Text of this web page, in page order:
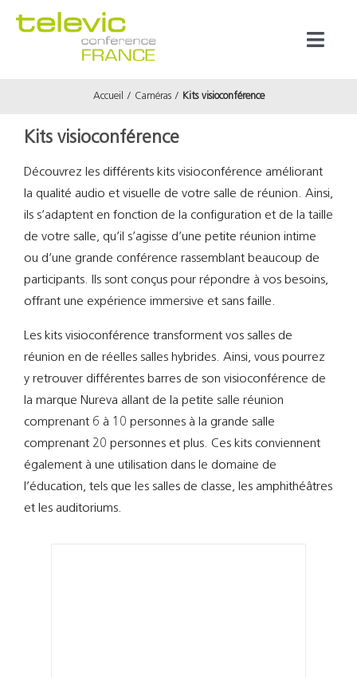
Support
Accueil Caméras Kits visioconférence
Kits visioconférence
Découvrez les différents kits visioconférence améliorant
la qualité audio et visuelle de votre salle de réunion. Ainsi,
ils s’adaptent en fonction de la configuration et de la taille
de votre salle, qu’il s’agisse d’une petite réunion intime
ou d’une grande conférence rassemblant beaucoup de
participants. Ils sont conçus pour répondre à vos besoins,
offrant une expérience immersive et sans faille.
Les kits visioconférence transforment vos salles de
réunion en de réelles salles hybrides. Ainsi, vous pourrez
y retrouver différentes barres de son visioconférence de
la marque Nureva allant de la petite salle réunion
comprenant 6 à 10 personnes à la grande salle
comprenant 20 personnes et plus. Ces kits conviennent
également à une utilisation dans le domaine de
l’éducation, tels que les salles de classe, les amphithéâtres
et les auditoriums.